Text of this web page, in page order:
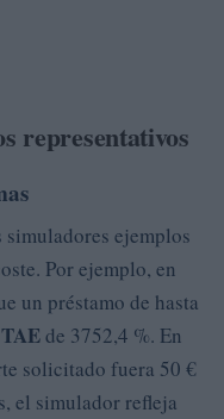
representativos
simuladores ejemplos
Por ejemplo, en
un préstamo de hasta
TAEde 3752,4 %. En
solicitado fuera 50 €
el simulador refleja